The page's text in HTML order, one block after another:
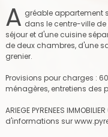
A gréable appartement
dans le centre-ville de
séjour et d'une cuisine
de deux chambres, d'une
grenier.
Provisions pour charges :
ménagères, entretiens des
ARIEGE PYRENEES
d'informations sur